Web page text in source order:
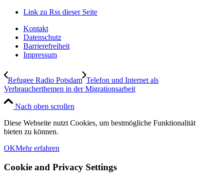
Link zu Rss dieser Seite
Kontakt
Datenschutz
Barrierefreiheit
Impressum
Refugee Radio Potsdam Telefon und Internet als
Verbraucherthemen in der Migrationsarbeit
Nach oben scrollen
Diese Webseite nutzt Cookies, um bestmögliche Funktionalität
bieten zu können.
OKMehr erfahren
Cookie and Privacy Settings